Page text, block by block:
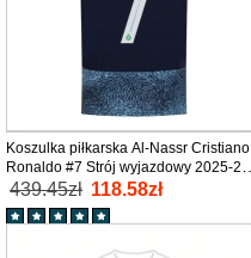
Koszulka piłkarska Al-Nassr Cristiano
Ronaldo #7 Strój wyjazdowy 2025-26
tanio Krótki Rękaw
439.45zł 118.58zł